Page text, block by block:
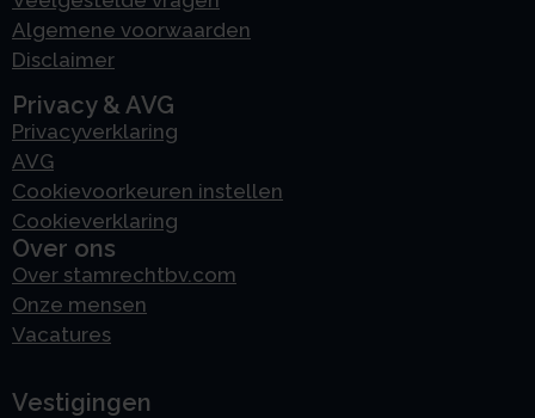
Algemene voorwaarden
Disclaimer
Privacy & AVG
Privacyverklaring
AVG
Cookievoorkeuren instellen
Cookieverklaring
Over ons
Over stamrechtbv.com
Onze mensen
Vacatures
Vestigingen